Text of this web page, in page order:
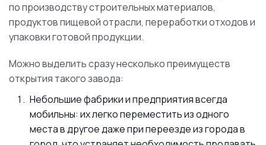
по производству строительных материалов,
продуктов пищевой отрасли, переработки отходов и
упаковки готовой продукции.
Можно выделить сразу несколько преимуществ
открытия такого завода:
Небольшие фабрики и предприятия всегда
мобильны: их легко переместить из одного
места в другое даже при переезде из города в